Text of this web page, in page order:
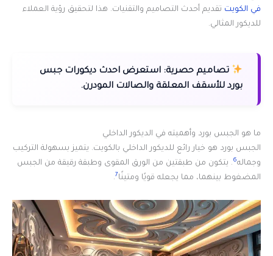
في الكويت تقديم أحدث التصاميم والتقنيات. هذا لتحقيق رؤية العملاء
للديكور المثالي.
تصاميم حصرية: استعرض احدث ديكورات جبس
بورد للأسقف المعلقة والصالات المودرن.
ما هو الجبس بورد وأهميته في الديكور الداخلي
الجبس بورد هو خيار رائع للديكور الداخلي بالكويت. يتميز بسهولة التركيب
وجماله6. يتكون من طبقتين من الورق المقوى وطبقة رقيقة من الجبس
المضغوط بينهما، مما يجعله قويًا ومتينًا7
.